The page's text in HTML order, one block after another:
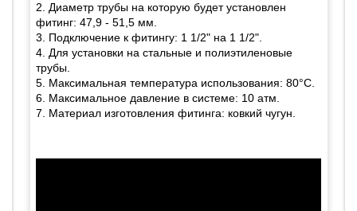
2. Диаметр трубы на которую будет установлен
фитинг: 47,9 - 51,5 мм.
3. Подключение к фитингу: 1 1/2" на 1 1/2".
4. Для установки на стальные и полиэтиленовые
трубы.
5. Максимальная температура использования: 80°C.
6. Максимальное давление в системе: 10 атм.
7. Материал изготовления фитинга: ковкий чугун.